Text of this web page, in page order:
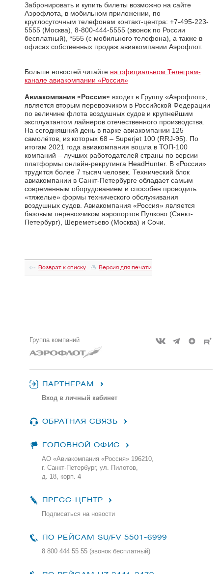
Забронировать и купить билеты возможно на сайте
Аэрофлота, в мобильном приложении, по
круглосуточным телефонам контакт-центра: +7-495-223-
5555 (Москва), 8-800-444-5555 (звонок по России
бесплатный), *555 (с мобильного телефона), а также в
офисах собственных продаж авиакомпании Аэрофлот.
Больше новостей читайте на официальном Телеграм-
канале авиакомпании «Россия»
Авиакомпания «Россия» входит в Группу «Аэрофлот»,
является вторым перевозчиком в Российской Федерации
по величине флота воздушных судов и крупнейшим
эксплуатантом лайнеров отечественного производства.
На сегодняшний день в парке авиакомпании 125
самолётов, из которых 68 – Superjet 100 (RRJ-95). По
итогам 2021 года авиакомпания вошла в ТОП-100
компаний – лучших работодателей страны по версии
платформы онлайн-рекрутинга HeadHunter. В «России»
трудится более 7 тысяч человек. Технический блок
авиакомпании в Санкт-Петербурге обладает самым
современным оборудованием и способен проводить
«тяжелые» формы технического обслуживания
воздушных судов. Авиакомпания «Россия» является
базовым перевозчиком аэропортов Пулково (Санкт-
Петербург), Шереметьево (Москва) и Сочи.
Возврат к списку Версия для печати
Группа компаний
ПАРТНЕРАМ
Вход в личный кабинет
ОБРАТНАЯ СВЯЗЬ
ГОЛОВНОЙ ОФИС
АО «Авиакомпания «Россия» 196210,
г. Санкт-Петербург, ул. Пилотов,
д. 18, корп. 4
ПРЕСС-ЦЕНТР
Подписаться на новости
ПО РЕЙСАМ SU/FV 5501-6999
8 800 444 55 55 (звонок бесплатный)